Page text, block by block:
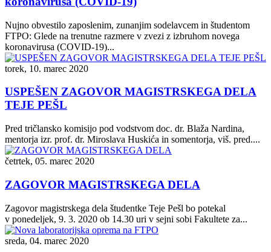
Nujno obvestilo zaposlenim, zunanjim sodelavcem in študentom
FTPO: Glede na trenutne razmere v zvezi z izbruhom novega
koronavirusa (COVID-19)...
torek, 10. marec 2020
USPEŠEN ZAGOVOR MAGISTRSKEGA DELA
TEJE PEŠL
Pred tričlansko komisijo pod vodstvom doc. dr. Blaža Nardina,
mentorja izr. prof. dr. Miroslava Huskića in somentorja, viš. pred....
četrtek, 05. marec 2020
ZAGOVOR MAGISTRSKEGA DELA
Zagovor magistrskega dela študentke Teje Pešl bo potekal
v ponedeljek, 9. 3. 2020 ob 14.30 uri v sejni sobi Fakultete za...
sreda, 04. marec 2020